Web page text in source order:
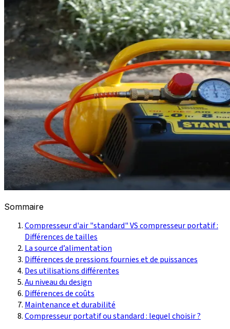
Sommaire
Compresseur d'air "standard" VS compresseur portatif :
Différences de tailles
La source d’alimentation
Différences de pressions fournies et de puissances
Des utilisations différentes
Au niveau du design
Différences de coûts
Maintenance et durabilité
Compresseur portatif ou standard : lequel choisir ?